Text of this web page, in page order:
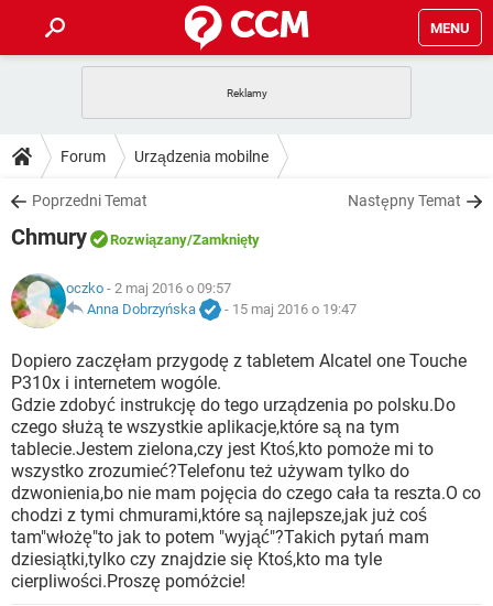
MENU
GRY WHATSAPP
SPOTIFY
INSTAGRAM
WINDOWS 10
PORADY
PlayStation TIKTOK
INSTAGRAM
WINDOWS 10
DO POBRANIA
ANDROID
GRY
IOS NETFLIX
INSTAGRAM FACEBOOK
WINDOWS 10
COVID-19
GRY
SPOTIFY NETFLIX
INSTAGRAM FACEBOOK
WINDOWS 10
ARTYKUŁY
COVID-19 TIKTOK
GRY
SPOTIFY NETFLIX
INSTAGRAM FACEBOOK
WINDOWS 10
Forum Urządzenia mobilne
Poprzedni Temat Następny Temat
Chmury Rozwiązany/Zamknięty
oczko - 2 maj 2016 o 09:57
Anna Dobrzyńska
- 15 maj 2016 o 19:47
Dopiero zaczęłam przygodę z tabletem Alcatel one Touche
P310x i internetem wogóle.
Gdzie zdobyć instrukcję do tego urządzenia po polsku.Do
czego służą te wszystkie aplikacje,które są na tym
tablecie.Jestem zielona,czy jest Ktoś,kto pomoże mi to
wszystko zrozumieć?Telefonu też używam tylko do
dzwonienia,bo nie mam pojęcia do czego cała ta reszta.O co
chodzi z tymi chmurami,które są najlepsze,jak już coś
tam"włożę"to jak to potem "wyjąć"?Takich pytań mam
dziesiątki,tylko czy znajdzie się Ktoś,kto ma tyle
cierpliwości.Proszę pomóżcie!